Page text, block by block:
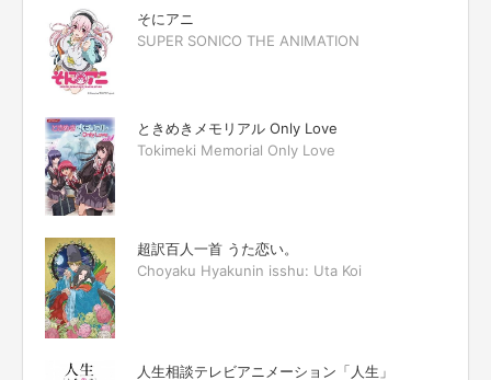
そにアニ
SUPER SONICO THE ANIMATION
ときめきメモリアル Only Love
Tokimeki Memorial Only Love
超訳百人一首 うた恋い。
Choyaku Hyakunin isshu: Uta Koi
人生相談テレビアニメーション「人生」